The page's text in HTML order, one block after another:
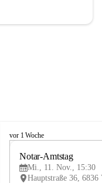
V
vor 1 Woche
Notar-Amtstag
Mi., 11. Nov., 15:30